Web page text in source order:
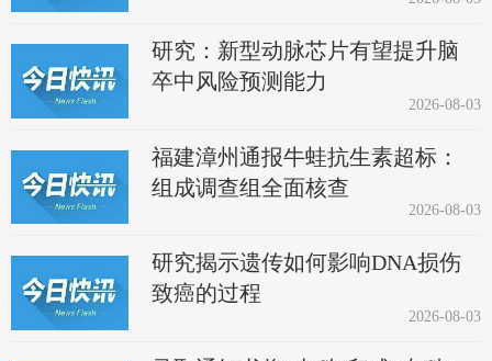
研究：新型动脉芯片有望提升脑
卒中风险预测能力
2026-08-03
福建漳州通报牛蛙抗生素超标：
组成调查组全面核查
2026-08-03
研究揭示遗传如何影响DNA损伤
致癌的过程
2026-08-03